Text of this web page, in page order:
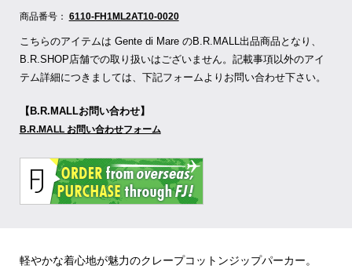
商品番号： 6110-FH1ML2AT10-0020
こちらのアイテムは Gente di Mare のB.R.MALL出品商品となり、
B.R.SHOP店舗での取り扱いはございません。記載事項以外のアイ
テム詳細につきましては、下記フォームよりお問い合わせ下さい。
【B.R.MALLお問い合わせ】
B.R.MALL お問い合わせフォーム
軽やかな着心地が魅力のクレープコットンジップパーカー。